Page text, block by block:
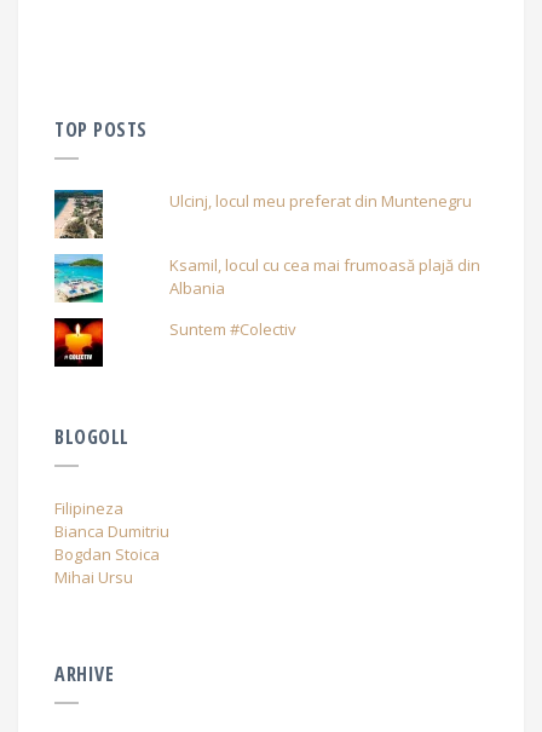
TOP POSTS
Ulcinj, locul meu preferat din Muntenegru
Ksamil, locul cu cea mai frumoasă plajă din
Albania
Suntem #Colectiv
BLOGOLL
Filipineza
Bianca Dumitriu
Bogdan Stoica
Mihai Ursu
ARHIVE